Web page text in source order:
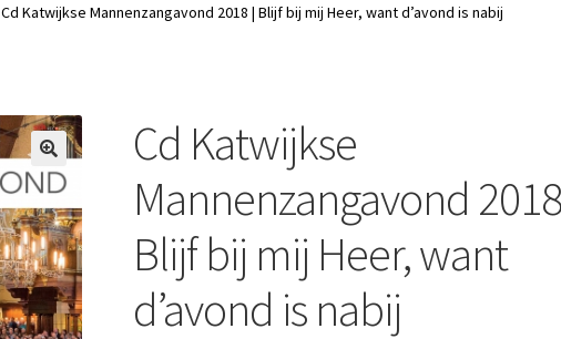
Cd Katwijkse Mannenzangavond 2018 | Blijf bij mij Heer, want d’avond is nabij
Cd Katwijkse
Mannenzangavond
Blijf bij mij Heer, want
d’avond is nabij